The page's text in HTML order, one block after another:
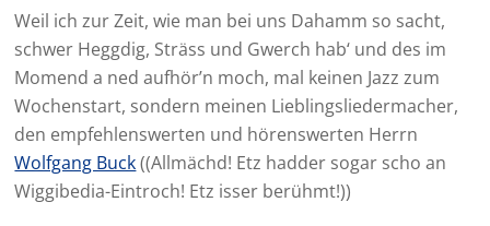
Weil ich zur Zeit, wie man bei uns Dahamm so sacht,
schwer Heggdig, Sträss und Gwerch hab‘ und des im
Momend a ned aufhör’n moch, mal keinen Jazz zum
Wochenstart, sondern meinen Lieblingsliedermacher,
den empfehlenswerten und hörenswerten Herrn
Wolfgang Buck((Allmächd! Etz hadder sogar scho an
Wiggibedia-Eintroch! Etz isser berühmt!))